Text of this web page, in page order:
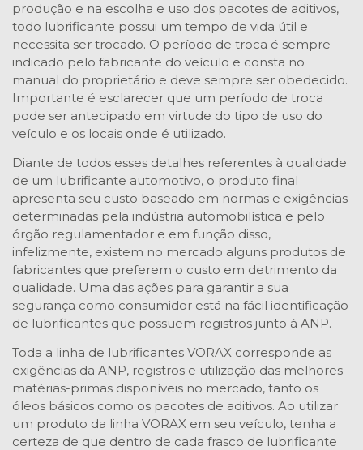
produção e na escolha e uso dos pacotes de aditivos,
todo lubrificante possui um tempo de vida útil e
necessita ser trocado. O período de troca é sempre
indicado pelo fabricante do veículo e consta no
manual do proprietário e deve sempre ser obedecido.
Importante é esclarecer que um período de troca
pode ser antecipado em virtude do tipo de uso do
veículo e os locais onde é utilizado.
Diante de todos esses detalhes referentes à qualidade
de um lubrificante automotivo, o produto final
apresenta seu custo baseado em normas e exigências
determinadas pela indústria automobilística e pelo
órgão regulamentador e em função disso,
infelizmente, existem no mercado alguns produtos de
fabricantes que preferem o custo em detrimento da
qualidade. Uma das ações para garantir a sua
segurança como consumidor está na fácil identificação
de lubrificantes que possuem registros junto à ANP.
Toda a linha de lubrificantes VORAX corresponde as
exigências da ANP, registros e utilização das melhores
matérias-primas disponíveis no mercado, tanto os
óleos básicos como os pacotes de aditivos. Ao utilizar
um produto da linha VORAX em seu veículo, tenha a
certeza de que dentro de cada frasco de lubrificante